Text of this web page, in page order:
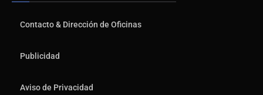
Contacto & Dirección de Oficinas
Publicidad
Aviso de Privacidad